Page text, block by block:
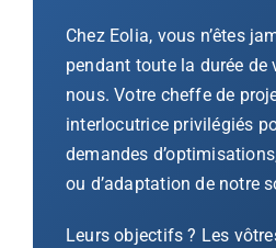
Chez Eolia, vous n’êtes
pendant toute la durée de
nous. Votre cheffe de
interlocutrice privilégiés
demandes
ou d’adaptation de notre
Leurs objectifs ? Les